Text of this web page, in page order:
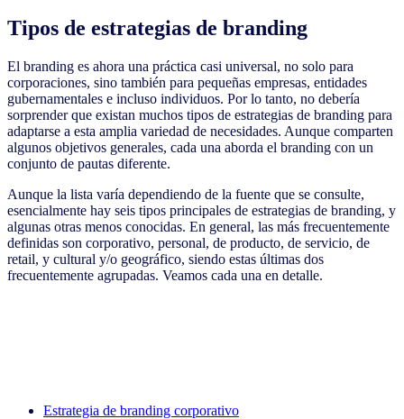
Tipos de estrategias de branding
El branding es ahora una práctica casi universal, no solo para
corporaciones, sino también para pequeñas empresas, entidades
gubernamentales e incluso individuos. Por lo tanto, no debería
sorprender que existan muchos tipos de estrategias de branding para
adaptarse a esta amplia variedad de necesidades. Aunque comparten
algunos objetivos generales, cada una aborda el branding con un
conjunto de pautas diferente.
Aunque la lista varía dependiendo de la fuente que se consulte,
esencialmente hay seis tipos principales de estrategias de branding, y
algunas otras menos conocidas. En general, las más frecuentemente
definidas son corporativo, personal, de producto, de servicio, de
retail, y cultural y/o geográfico, siendo estas últimas dos
frecuentemente agrupadas. Veamos cada una en detalle.
Estrategia de branding corporativo